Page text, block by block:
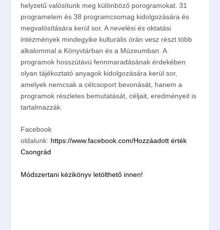
helyzetű valósítunk meg különböző porogramokat. 31
programelem és 38 programcsomag kidolgozására és
megvalósítására kerül sor. A nevelési és oktatási
intézmények mindegyike kulturális órán vesz részt több
alkalommal a Könyvtárban és a Múzeumban. A
programok hosszútávú fennmaradásának érdekében
olyan tájékoztató anyagok kidolgozására kerül sor,
amelyek nemcsak a célcsoport bevonását, hanem a
programok részletes bemutatását, céljait, eredményeit is
tartalmazzák.
Facebook
oldalunk: https://www.facebook.com/Hozzáadott érték
Csongrád
Módszertani kézikönyv letölthető innen!